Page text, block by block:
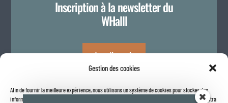
Gestion des cookies
Afin de fournir la meilleure expérience, nous utilisons un système de cookies pour stocker des
informations sur votre navigateur internet. Le fait de consentir à ces technologies nous permettra
Inscription à la newsletter du
WHalll
Je m'inscris
Politique de confidentialité